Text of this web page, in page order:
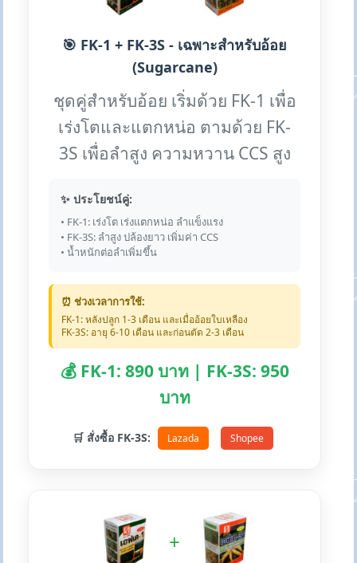
🎯 FK-1 + FK-3S - เฉพาะสำหรับอ้อย
(Sugarcane)
ชุดคู่สำหรับอ้อย เริ่มด้วย FK-1 เพื่อ
เร่งโตและแตกหน่อ ตามด้วย FK-
3S เพื่อลำสูง ความหวาน CCS สูง
✨ ประโยชน์คู่:
• FK-1: เร่งโต เร่งแตกหน่อ ลำแข็งแรง
• FK-3S: ลำสูง ปล้องยาว เพิ่มค่า CCS
• น้ำหนักต่อลำเพิ่มขึ้น
⏰ ช่วงเวลาการใช้:
FK-1: หลังปลูก 1-3 เดือน และเมื่ออ้อยใบเหลือง
FK-3S: อายุ 6-10 เดือน และก่อนตัด 2-3 เดือน
💰 FK-1: 890 บาท | FK-3S: 950
บาท
🛒 สั่งซื้อ FK-3S: Lazada Shopee
+